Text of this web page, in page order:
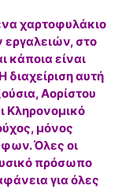
χαρτοφυλάκιο
στο
κάποια είναι
διαχείριση αυτή
Αορίστου
Κληρονομικό
μόνος
Όλες οι
πρόσωπο
για όλες